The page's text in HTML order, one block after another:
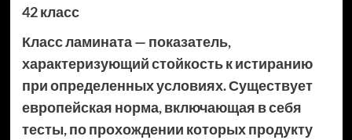
42 класс
Класс ламината — показатель,
характеризующий стойкость к истиранию
при определенных условиях. Существует
европейская норма, включающая в себя
тесты, по прохождении которых продукту